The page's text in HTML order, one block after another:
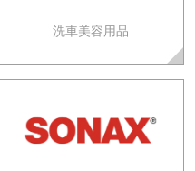
洗車美容用品